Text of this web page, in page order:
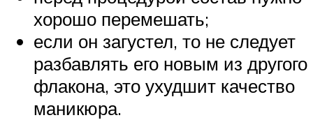
хорошо перемешать;
если он загустел, то не следует
разбавлять его новым из другого
флакона, это ухудшит качество
маникюра.